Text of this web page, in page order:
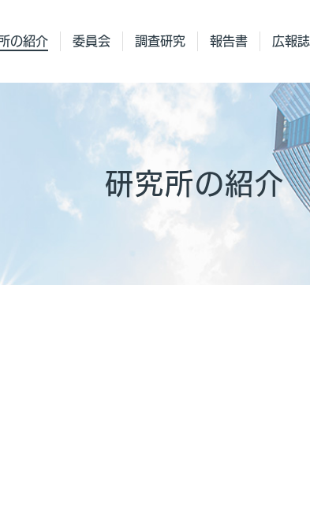
の紹介 委員会 調査研究 報告書 広報誌
研究所の紹介